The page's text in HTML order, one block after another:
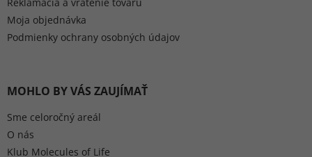
Reklamácia a vrátenie tovaru
Moja objednávka
Podmienky ochrany osobných údajov
MOHLO BY VÁS ZAUJÍMAŤ
Sme celoročný areál
O nás
Klub Molecules of Life